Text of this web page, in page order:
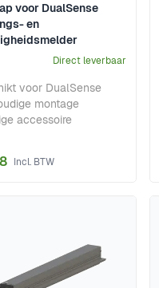
voor DualSense
en
Direct leverbaar
voor DualSense
montage
accessoire